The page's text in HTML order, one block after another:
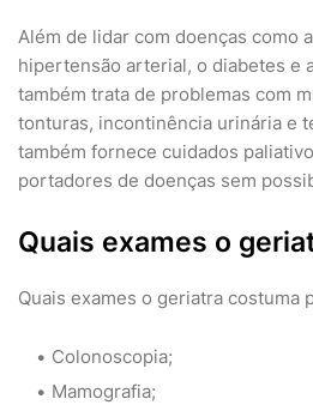
Além de lidar com doenças como
hipertensão arterial, o diabetes e
também trata de problemas com
tonturas, incontinência urinária e
também fornece cuidados
portadores de doenças sem
Quais exames o
Quais exames o geriatra costuma
Colonoscopia;
Mamografia;